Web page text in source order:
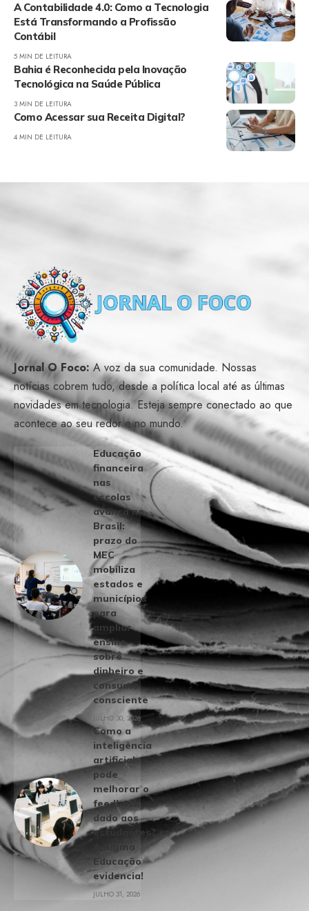
A Contabilidade 4.0: Como a Tecnologia
Está Transformando a Profissão
Contábil
5 MIN DE LEITURA
Bahia é Reconhecida pela Inovação
Tecnológica na Saúde Pública
3 MIN DE LEITURA
Como Acessar sua Receita Digital?
4 MIN DE LEITURA
Jornal O Foco:A voz da sua comunidade. Nossas
notícias cobrem tudo, desde a política local até as últimas
novidades em tecnologia. Esteja sempre conectado ao que
acontece ao seu redor e no mundo.
Educação
financeira
nas
escolas
avança no
Brasil:
prazo do
MEC
mobiliza
estados e
municípios
para
ampliar
ensino
sobre
dinheiro e
consumo
consciente
JULHO 30, 2026
Como a
inteligência
artificial
pode
melhorar o
feedback
dado aos
estudantes?
A Sigma
Educação
evidencia!
JULHO 31, 2026